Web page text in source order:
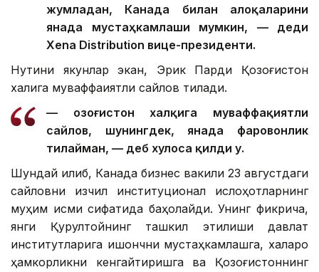
жумладан, Канада билан алоқаларини
янада мустаҳкамлаши мумкин, — деди
Xena Distribution вице-президенти.
Нутқини якунлар экан, Эрик Парди Қозоғистон
халқига муваффақиятли сайлов тилади.
— Қозоғистон халқига муваффақиятли
сайлов, шунингдек, янада фаровонлик
тилайман, — деб хулоса қилди у.
Шундай қилиб, Канада бизнес вакили 23 августдаги
сайловни изчил институционал ислоҳотларнинг
муҳим қисми сифатида баҳолайди. Унинг фикрича,
янги Қурултойнинг ташкил этилиши давлат
институтларига ишончни мустаҳкамлашга, халқаро
ҳамкорликни кенгайтиришга ва Қозоғистоннинг